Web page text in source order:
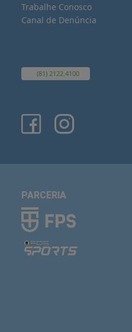
Trabalhe Conosco
Canal de Denúncia
(81) 2122.4100
PARCERIA